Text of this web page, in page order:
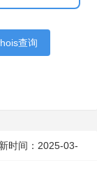
查询
时间： 2025-03-